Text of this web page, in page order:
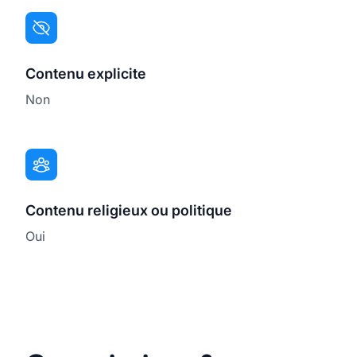
Contenu explicite
Non
Contenu religieux ou politique
Oui